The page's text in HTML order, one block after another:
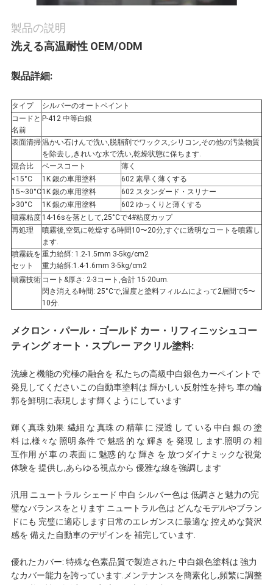
合
わ
せ
ニ
ュ
ー
ス
見
積
依
頼
地
図
プ
イ
バ
シ
製品の説明
洗える高温耐性 OEM/ODM
製品詳細:
タイプ
シルバーのオートペイント
コードと
名前
P-412 中等白銀
表面清掃温かい石けんで洗い,脱脂剤でワックス,シリコン,その他の汚染物質
を除去し,きれいな水で洗い,乾燥状態に保ちます.
混合比
ベースコート
薄く
<15°C
1K 銀の車用塗料
602 素早く薄くする
15~30°C1K 銀の車用塗料
602 スタンダード・スリナー
>30°C
1K 銀の車用塗料
602 ゆっくりと薄くする
噴霧粘度 14-16sを落として,25°Cで4#粘度カップ
再処理
噴霧後,空気に乾燥する時間10〜20分,すぐに透明なコートを噴霧し
ます.
噴霧銃を
セット
重力給餌: 1.2-1.5mm 3-5kg/cm2
重力給餌:1.4-1.6mm 3-5kg/cm2
噴霧技術 コート&厚さ: 2-3コート,合計 15-20um.
閃き消える時間: 25°Cで,温度と塗料フィルムによって2層間で5〜
10分.
メクロン・パール・ゴールド カー・リフィニッシュコー
ティング オート・スプレー アクリル塗料:
洗練と機能の究極の融合を 私たちの高級中白銀色カーペイントで
発見してくださいこの自動車塗料は 輝かしい反射性を持ち 車の輪
郭を鮮明に表現します輝くようにしています
輝く真珠 効果: 繊細 な 真珠 の 精華 に 浸透 し て いる 中白 銀 の 塗
料 は,様々な 照明 条件 で 魅惑 的 な 輝き を 発現 し ます.照明 の 相
互作用 が 車 の 表面 に 魅惑 的 な 輝き を 放つダイナミックな視覚
体験を 提供し,あらゆる視点から 優雅な線を強調します
汎用 ニュートラル シェード 中白 シルバー色は 低調さと魅力の完
璧なバランスをとります ニュートラル色は どんなモデルやブラン
ドにも 完璧に適応します日常のエレガンスに最適な 控えめな贅沢
感を 備えた自動車のデザインを 補完しています.
優れたカバー: 特殊な色素品質で製造された 中白銀色塗料は 強力
なカバー能力を誇っています.メンテナンスを簡素化し,頻繁に調整